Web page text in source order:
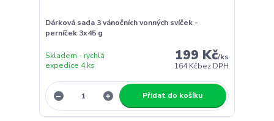
Dárková sada 3 vánočních vonných svíček -
perníček 3x45 g
199 Kč/ks
164 Kčbez DPH
Skladem - rychlá
expedice 4 ks
Přidat do košíku